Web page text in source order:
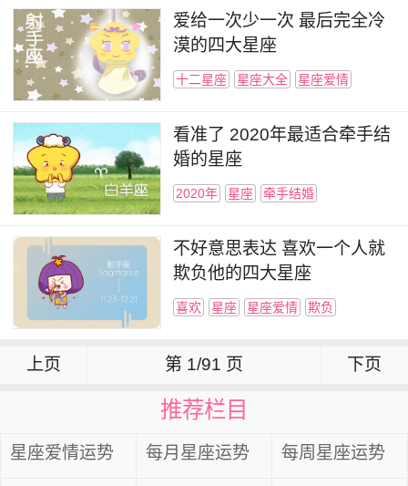
爱给一次少一次 最后完全冷
漠的四大星座
十二星座 星座大全 星座爱情
看准了 2020年最适合牵手结
婚的星座
2020年 星座 牵手结婚
不好意思表达 喜欢一个人就
欺负他的四大星座
喜欢 星座 星座爱情 欺负
上页 第 1/91 页 下页
推荐栏目
星座爱情运势 每月星座运势 每周星座运势